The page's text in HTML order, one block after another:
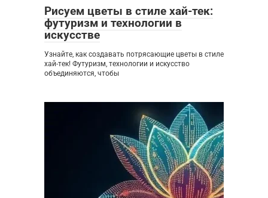
Рисуем цветы в стиле хай-тек:
футуризм и технологии в
искусстве
Узнайте, как создавать потрясающие цветы в стиле
хай-тек! Футуризм, технологии и искусство
объединяются, чтобы